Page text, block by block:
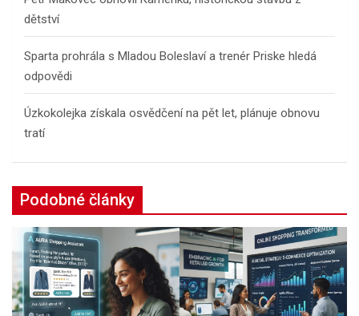
dětství
Sparta prohrála s Mladou Boleslaví a trenér Priske hledá
odpovědi
Úzkokolejka získala osvědčení na pět let, plánuje obnovu
tratí
Podobné články